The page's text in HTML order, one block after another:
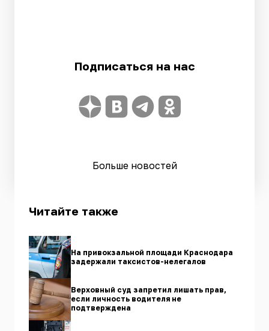
Подписаться на нас
Больше новостей
Читайте также
На привокзальной площади Краснодара
задержали таксистов-нелегалов
Верховный суд запретил лишать прав,
если личность водителя не
подтверждена